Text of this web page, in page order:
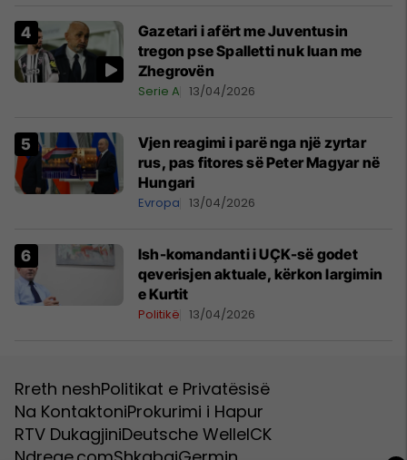
Gazetari i afërt me Juventusin
tregon pse Spalletti nuk luan me
Zhegrovën
Serie A 13/04/2026
Vjen reagimi i parë nga një zyrtar
rus, pas fitores së Peter Magyar në
Hungari
Evropa 13/04/2026
Ish-komandanti i UÇK-së godet
qeverisjen aktuale, kërkon largimin
e Kurtit
Politikë 13/04/2026
Rreth neshPolitikat e Privatësisë
Na KontaktoniProkurimi i Hapur
RTV DukagjiniDeutsche WelleICK